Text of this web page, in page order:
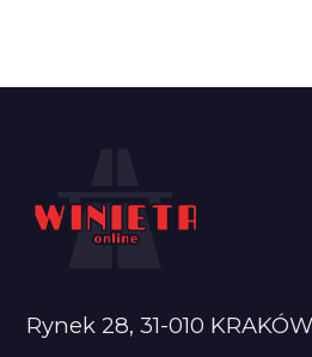
Rynek 28, 31-010 KRAKÓW